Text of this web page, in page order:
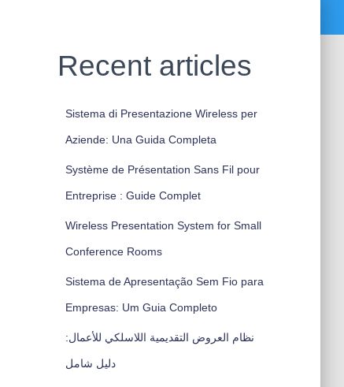
Recent articles
Sistema di Presentazione Wireless per
Aziende: Una Guida Completa
Système de Présentation Sans Fil pour
Entreprise : Guide Complet
Wireless Presentation System for Small
Conference Rooms
Sistema de Apresentação Sem Fio para
Empresas: Um Guia Completo
نظام العروض التقديمية اللاسلكي للأعمال:
دليل شامل